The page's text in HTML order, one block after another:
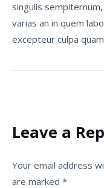
singulis
varias an in quem
excepteur culpa
Leave a
Your email address
are marked *